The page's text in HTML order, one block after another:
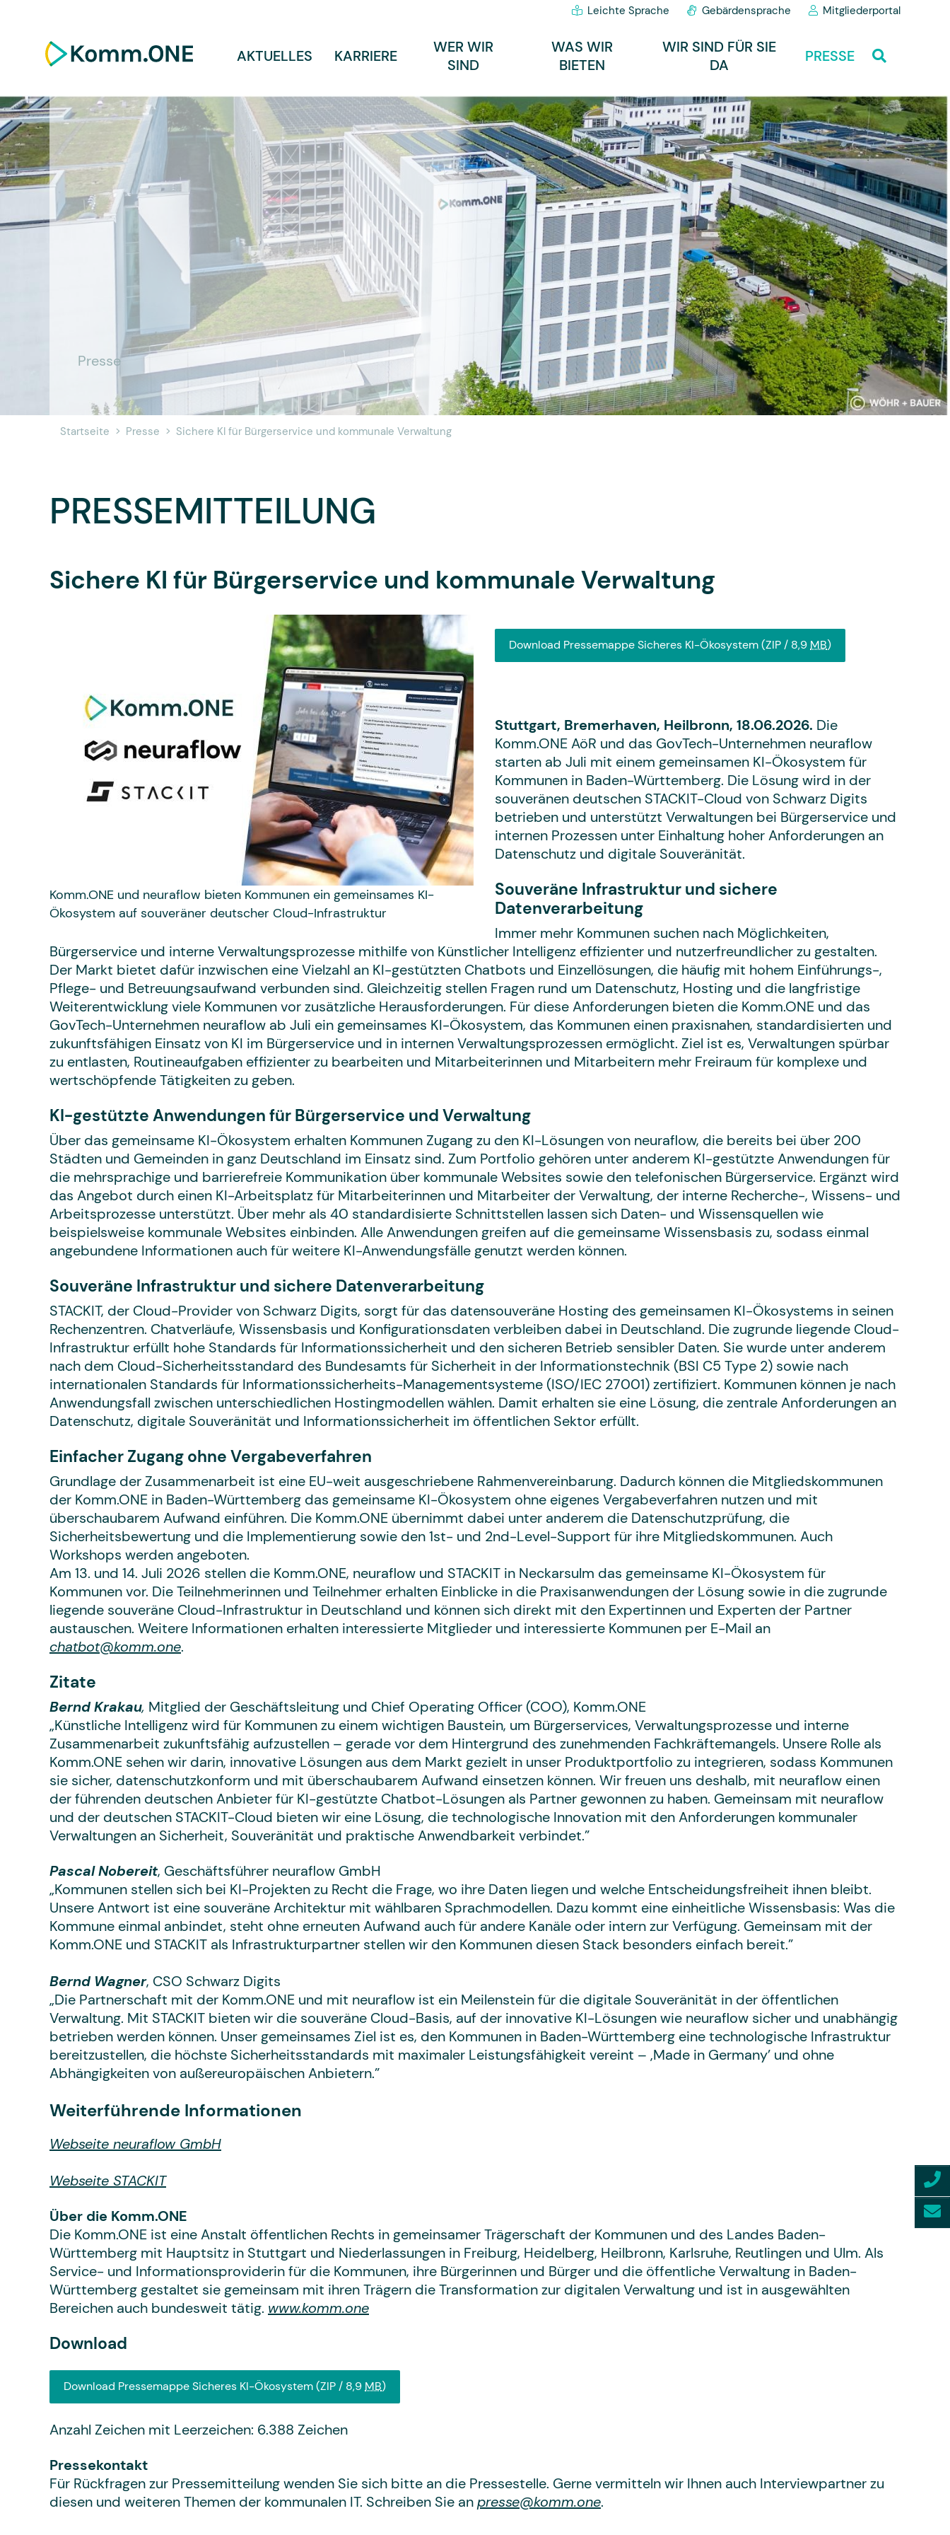
Leichte Sprache Gebärdensprache Mitgliederportal
AKTUELLES KARRIERE
WER WIR
SIND
WAS WIR
BIETEN
WIR SIND FÜR SIE
DA
PRESSE
Presse
Startseite Presse Sichere KI für Bürgerservice und kommunale Verwaltung
PRESSEMITTEILUNG
Sichere KI für Bürgerservice und kommunale Verwaltung
Download Pressemappe Sicheres KI-Ökosystem(ZIP / 8,9 MB)
Komm.ONE und neuraflow bieten Kommunen ein gemeinsames KI-
Ökosystem auf souveräner deutscher Cloud-Infrastruktur
Stuttgart, Bremerhaven, Heilbronn, 18.06.2026. Die
Komm.ONE AöR und das GovTech-Unternehmen neuraflow
starten ab Juli mit einem gemeinsamen KI-Ökosystem für
Kommunen in Baden-Württemberg. Die Lösung wird in der
souveränen deutschen STACKIT-Cloud von Schwarz Digits
betrieben und unterstützt Verwaltungen bei Bürgerservice und
internen Prozessen unter Einhaltung hoher Anforderungen an
Datenschutz und digitale Souveränität.
Souveräne Infrastruktur und sichere
Datenverarbeitung
Immer mehr Kommunen suchen nach Möglichkeiten,
Bürgerservice und interne Verwaltungsprozesse mithilfe von Künstlicher Intelligenz effizienter und nutzerfreundlicher zu gestalten.
Der Markt bietet dafür inzwischen eine Vielzahl an KI-gestützten Chatbots und Einzellösungen, die häufig mit hohem Einführungs-,
Pflege- und Betreuungsaufwand verbunden sind. Gleichzeitig stellen Fragen rund um Datenschutz, Hosting und die langfristige
Weiterentwicklung viele Kommunen vor zusätzliche Herausforderungen. Für diese Anforderungen bieten die Komm.ONE und das
GovTech-Unternehmen neuraflow ab Juli ein gemeinsames KI-Ökosystem, das Kommunen einen praxisnahen, standardisierten und
zukunftsfähigen Einsatz von KI im Bürgerservice und in internen Verwaltungsprozessen ermöglicht. Ziel ist es, Verwaltungen spürbar
zu entlasten, Routineaufgaben effizienter zu bearbeiten und Mitarbeiterinnen und Mitarbeitern mehr Freiraum für komplexe und
wertschöpfende Tätigkeiten zu geben.
KI-gestützte Anwendungen für Bürgerservice und Verwaltung
Über das gemeinsame KI-Ökosystem erhalten Kommunen Zugang zu den KI-Lösungen von neuraflow, die bereits bei über 200
Städten und Gemeinden in ganz Deutschland im Einsatz sind. Zum Portfolio gehören unter anderem KI-gestützte Anwendungen für
die mehrsprachige und barrierefreie Kommunikation über kommunale Websites sowie den telefonischen Bürgerservice. Ergänzt wird
das Angebot durch einen KI-Arbeitsplatz für Mitarbeiterinnen und Mitarbeiter der Verwaltung, der interne Recherche-, Wissens- und
Arbeitsprozesse unterstützt. Über mehr als 40 standardisierte Schnittstellen lassen sich Daten- und Wissensquellen wie
beispielsweise kommunale Websites einbinden. Alle Anwendungen greifen auf die gemeinsame Wissensbasis zu, sodass einmal
angebundene Informationen auch für weitere KI-Anwendungsfälle genutzt werden können.
Souveräne Infrastruktur und sichere Datenverarbeitung
STACKIT, der Cloud-Provider von Schwarz Digits, sorgt für das datensouveräne Hosting des gemeinsamen KI-Ökosystems in seinen
Rechenzentren. Chatverläufe, Wissensbasis und Konfigurationsdaten verbleiben dabei in Deutschland. Die zugrunde liegende Cloud-
Infrastruktur erfüllt hohe Standards für Informationssicherheit und den sicheren Betrieb sensibler Daten. Sie wurde unter anderem
nach dem Cloud-Sicherheitsstandard des Bundesamts für Sicherheit in der Informationstechnik (BSI C5 Type 2) sowie nach
internationalen Standards für Informationssicherheits-Managementsysteme (ISO/IEC 27001) zertifiziert. Kommunen können je nach
Anwendungsfall zwischen unterschiedlichen Hostingmodellen wählen. Damit erhalten sie eine Lösung, die zentrale Anforderungen an
Datenschutz, digitale Souveränität und Informationssicherheit im öffentlichen Sektor erfüllt.
Einfacher Zugang ohne Vergabeverfahren
Grundlage der Zusammenarbeit ist eine EU-weit ausgeschriebene Rahmenvereinbarung. Dadurch können die Mitgliedskommunen
der Komm.ONE in Baden-Württemberg das gemeinsame KI-Ökosystem ohne eigenes Vergabeverfahren nutzen und mit
überschaubarem Aufwand einführen. Die Komm.ONE übernimmt dabei unter anderem die Datenschutzprüfung, die
Sicherheitsbewertung und die Implementierung sowie den 1st- und 2nd-Level-Support für ihre Mitgliedskommunen. Auch
Workshops werden angeboten.
Am 13. und 14. Juli 2026 stellen die Komm.ONE, neuraflow und STACKIT in Neckarsulm das gemeinsame KI-Ökosystem für
Kommunen vor. Die Teilnehmerinnen und Teilnehmer erhalten Einblicke in die Praxisanwendungen der Lösung sowie in die zugrunde
liegende souveräne Cloud-Infrastruktur in Deutschland und können sich direkt mit den Expertinnen und Experten der Partner
austauschen. Weitere Informationen erhalten interessierte Mitglieder und interessierte Kommunen per E-Mail an
chatbot@komm.one.
Zitate
Bernd Krakau, Mitglied der Geschäftsleitung und Chief Operating Officer (COO), Komm.ONE
„Künstliche Intelligenz wird für Kommunen zu einem wichtigen Baustein, um Bürgerservices, Verwaltungsprozesse und interne
Zusammenarbeit zukunftsfähig aufzustellen – gerade vor dem Hintergrund des zunehmenden Fachkräftemangels. Unsere Rolle als
Komm.ONE sehen wir darin, innovative Lösungen aus dem Markt gezielt in unser Produktportfolio zu integrieren, sodass Kommunen
sie sicher, datenschutzkonform und mit überschaubarem Aufwand einsetzen können. Wir freuen uns deshalb, mit neuraflow einen
der führenden deutschen Anbieter für KI-gestützte Chatbot-Lösungen als Partner gewonnen zu haben. Gemeinsam mit neuraflow
und der deutschen STACKIT-Cloud bieten wir eine Lösung, die technologische Innovation mit den Anforderungen kommunaler
Verwaltungen an Sicherheit, Souveränität und praktische Anwendbarkeit verbindet.”
Pascal Nobereit, Geschäftsführer neuraflow GmbH
„Kommunen stellen sich bei KI-Projekten zu Recht die Frage, wo ihre Daten liegen und welche Entscheidungsfreiheit ihnen bleibt.
Unsere Antwort ist eine souveräne Architektur mit wählbaren Sprachmodellen. Dazu kommt eine einheitliche Wissensbasis: Was die
Kommune einmal anbindet, steht ohne erneuten Aufwand auch für andere Kanäle oder intern zur Verfügung. Gemeinsam mit der
Komm.ONE und STACKIT als Infrastrukturpartner stellen wir den Kommunen diesen Stack besonders einfach bereit.”
Bernd Wagner, CSO Schwarz Digits
„Die Partnerschaft mit der Komm.ONE und mit neuraflow ist ein Meilenstein für die digitale Souveränität in der öffentlichen
Verwaltung. Mit STACKIT bieten wir die souveräne Cloud-Basis, auf der innovative KI-Lösungen wie neuraflow sicher und unabhängig
betrieben werden können. Unser gemeinsames Ziel ist es, den Kommunen in Baden-Württemberg eine technologische Infrastruktur
bereitzustellen, die höchste Sicherheitsstandards mit maximaler Leistungsfähigkeit vereint – ‚Made in Germany’ und ohne
Abhängigkeiten von außereuropäischen Anbietern.”
Weiterführende Informationen
Webseite neuraflow GmbH
Webseite STACKIT
Über die Komm.ONE
Die Komm.ONE ist eine Anstalt öffentlichen Rechts in gemeinsamer Trägerschaft der Kommunen und des Landes Baden-
Württemberg mit Hauptsitz in Stuttgart und Niederlassungen in Freiburg, Heidelberg, Heilbronn, Karlsruhe, Reutlingen und Ulm. Als
Service- und Informationsproviderin für die Kommunen, ihre Bürgerinnen und Bürger und die öffentliche Verwaltung in Baden-
Württemberg gestaltet sie gemeinsam mit ihren Trägern die Transformation zur digitalen Verwaltung und ist in ausgewählten
Bereichen auch bundesweit tätig. www.komm.one
Download
Download Pressemappe Sicheres KI-Ökosystem(ZIP / 8,9 MB)
Anzahl Zeichen mit Leerzeichen: 6.388 Zeichen
Pressekontakt
Für Rückfragen zur Pressemitteilung wenden Sie sich bitte an die Pressestelle. Gerne vermitteln wir Ihnen auch Interviewpartner zu
diesen und weiteren Themen der kommunalen IT. Schreiben Sie anpresse@komm.one.